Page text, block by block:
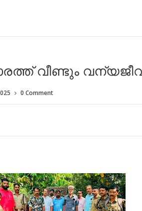
വീ​ണ്ടും
0 Comment